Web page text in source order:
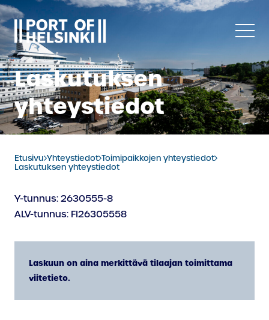
Siirry
sisältöön
Laskutuksen
yhteystiedot
Etusivu Yhteystiedot Toimipaikkojen yhteystiedot
Laskutuksen yhteystiedot
Y-tunnus: 2630555-8
ALV-tunnus: FI26305558
Laskuun on aina merkittävä tilaajan toimittama
viitetieto.